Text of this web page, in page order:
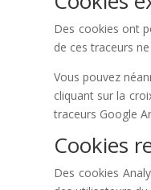
Des cookies ont
de ces traceurs
Vous pouvez
cliquant sur la
traceurs Google
Cookies
Des cookies